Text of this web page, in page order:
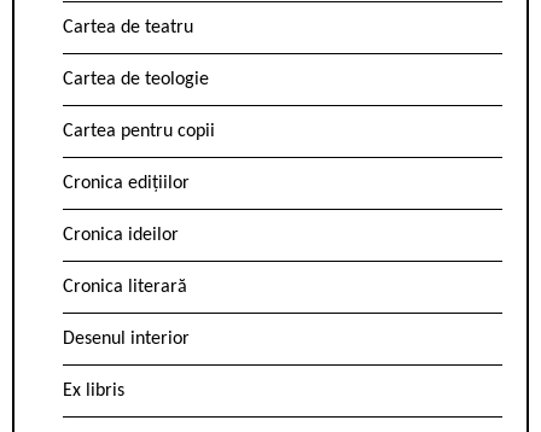
Cartea de teatru
Cartea de teologie
Cartea pentru copii
Cronica edițiilor
Cronica ideilor
Cronica literară
Desenul interior
Ex libris